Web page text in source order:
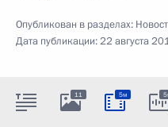
Опубликован в разделах:
Дата публикации:22 августа
11 5м